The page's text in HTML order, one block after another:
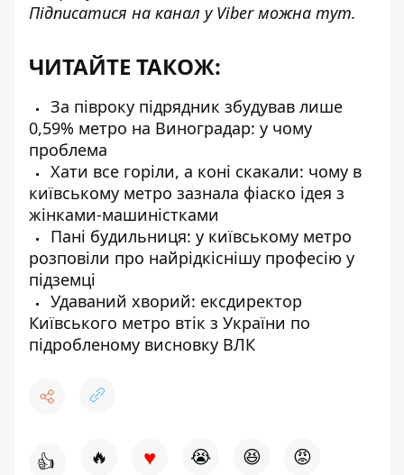
Підписатися на канал у Viber можна тут.
ЧИТАЙТЕ ТАКОЖ:
За півроку підрядник збудував лише
0,59% метро на Виноградар: у чому
проблема
Хати все горіли, а коні скакали: чому в
київському метро зазнала фіаско ідея з
жінками-машиністками
Пані будильниця: у київському метро
розповіли про найрідкіснішу професію у
підземці
Удаваний хворий: ексдиректор
Київського метро втік з України по
підробленому висновку ВЛК
👍 🔥 ♥ 😭 😆 😡